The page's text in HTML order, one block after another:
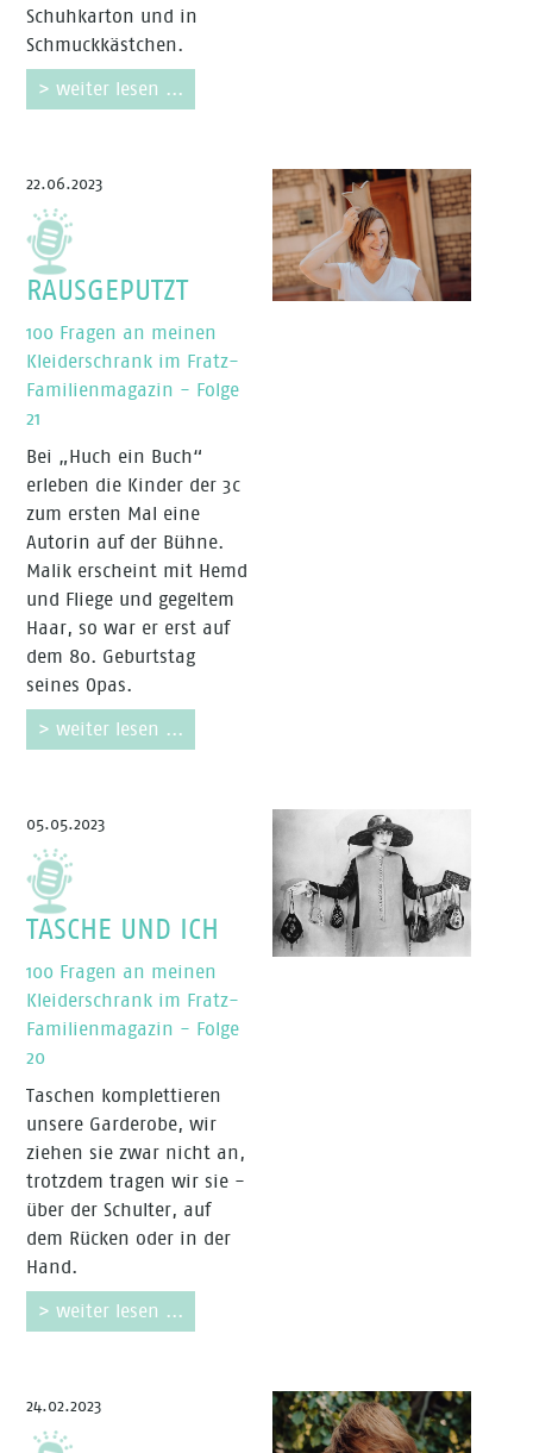
Schuhkarton und in
Schmuckkästchen.
> weiter lesen ...
22.06.2023
RAUSGEPUTZT
100 Fragen an meinen
Kleiderschrank im Fratz-
Familienmagazin - Folge
21
Bei „Huch ein Buch“
erleben die Kinder der 3c
zum ersten Mal eine
Autorin auf der Bühne.
Malik erscheint mit Hemd
und Fliege und gegeltem
Haar, so war er erst auf
dem 80. Geburtstag
seines Opas.
> weiter lesen ...
05.05.2023
TASCHE UND ICH
100 Fragen an meinen
Kleiderschrank im Fratz-
Familienmagazin - Folge
20
Taschen komplettieren
unsere Garderobe, wir
ziehen sie zwar nicht an,
trotzdem tragen wir sie -
über der Schulter, auf
dem Rücken oder in der
Hand.
> weiter lesen ...
24.02.2023